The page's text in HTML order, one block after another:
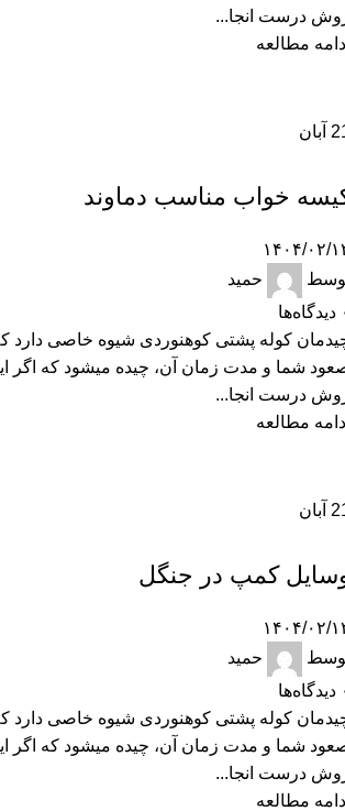
درست انجا...
مطالعه
آبان
خواب مناسب دماوند
۰۲/۱۳
حمید
دیدگاه‌ها
کوله پشتی کوهنوردی شیوه خاصی دارد
شما و مدت زمان آن، چیده میشود که اگر
درست انجا...
مطالعه
آبان
کمپ در جنگل
۰۲/۱۳
حمید
دیدگاه‌ها
کوله پشتی کوهنوردی شیوه خاصی دارد
شما و مدت زمان آن، چیده میشود که اگر
درست انجا...
مطالعه